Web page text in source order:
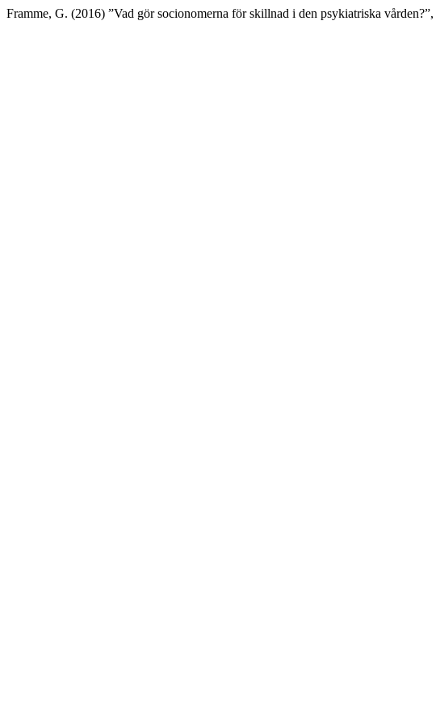
Framme, G. (2016) ”Vad gör socionomerna för skillnad i den psykiatriska vården?”,